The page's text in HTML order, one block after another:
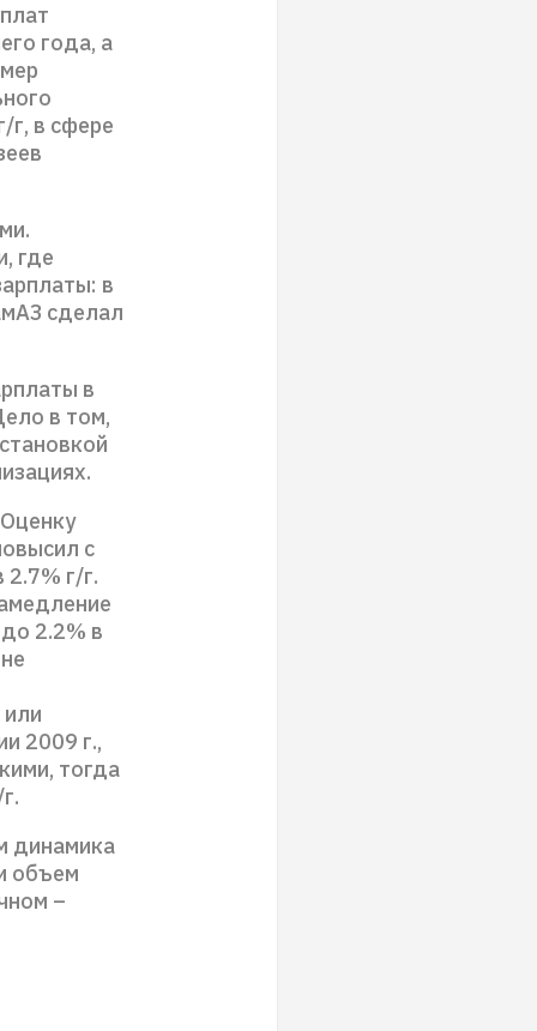
года, а
г, в сфере
где
в
сделал
в
в том,
с
г/г.
2.2% в
2009 г.,
тогда
динамика
объем
–